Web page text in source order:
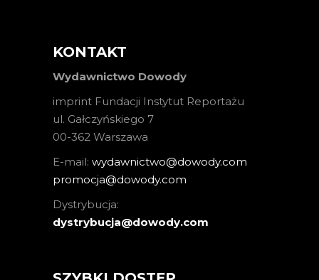
KONTAKT
Wydawnictwo Dowody
imprint Fundacji Instytut Reportażu
ul. Gałczyńskiego 7
00-362 Warszawa
E-mail: wydawnictwo@dowody.com
promocja@dowody.com
Dystrybucja:
dystrybucja@dowody.com